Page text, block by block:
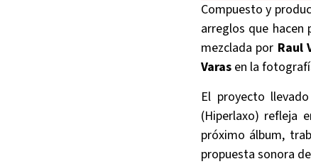
Compuesto y
arreglos que
mezclada por Raul
Varas en la
El proyecto
(Hiperlaxo) refleja
próximo álbum,
propuesta sonora